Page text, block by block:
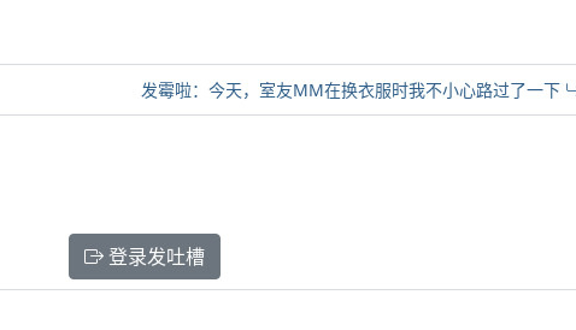
发霉啦：今天，室友MM在换衣服时我不小心路过了一下
登录发吐槽